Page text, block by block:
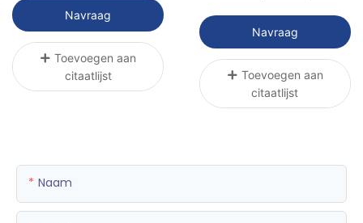
Navraag
Toevoegen aan
citaatlijst
P3000R-4 | Sunwith
Healthy
Navraag
Toevoegen aan
citaatlijst
Naam